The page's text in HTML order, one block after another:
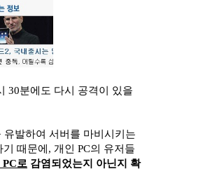
30분에도 다시 공격이 있을
발하여 서버를 마비시키는
때문에, 개인 PC의 유저들
PC로 감염되었는지 아닌지 확